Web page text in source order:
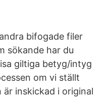
bifogade filer
sökande har du
giltiga betyg/intyg
om vi ställt
inskickad i original